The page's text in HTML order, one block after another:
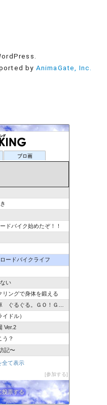
by AnimaGate, Inc.
ブロ画
ドバイク始めたぞ！！
ードバイクライフ
い
リングで身体を鍛える
るぐる。ＧＯ！ＧＯ！
ドル）
Ver.2
う？
記〜
全て表示
参加する
投票する